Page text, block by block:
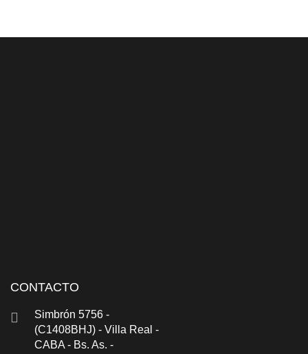
CONTACTO
Simbrón 5756 -
(C1408BHJ) - Villa Real -
CABA - Bs. As. -